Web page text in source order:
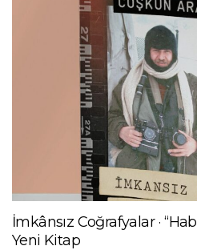
İmkânsız Coğrafyalar ·
Yeni Kitap